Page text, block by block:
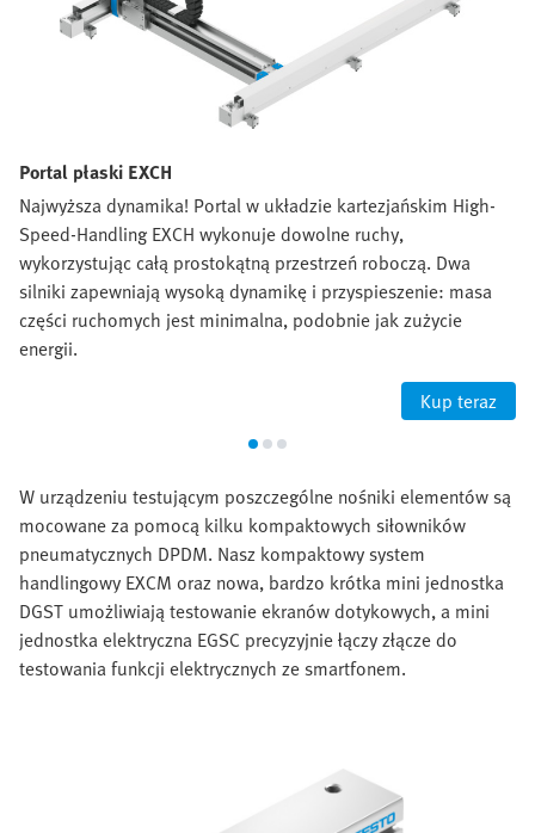
Portal płaski EXCH
Najwyższa dynamika! Portal w układzie kartezjańskim High-
Speed-Handling EXCH wykonuje dowolne ruchy,
wykorzystując całą prostokątną przestrzeń roboczą. Dwa
silniki zapewniają wysoką dynamikę i przyspieszenie: masa
części ruchomych jest minimalna, podobnie jak zużycie
energii.
Kup teraz
W urządzeniu testującym poszczególne nośniki elementów są
mocowane za pomocą kilku kompaktowych siłowników
pneumatycznych DPDM. Nasz kompaktowy system
handlingowy EXCM oraz nowa, bardzo krótka mini jednostka
DGST umożliwiają testowanie ekranów dotykowych, a mini
jednostka elektryczna EGSC precyzyjnie łączy złącze do
testowania funkcji elektrycznych ze smartfonem.